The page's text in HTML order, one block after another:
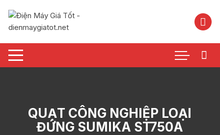
nội
QUẠT CÔNG NGHIỆP LOẠI
ĐỨNG SUMIKA ST750A